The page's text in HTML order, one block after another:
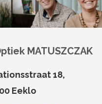
MATUSZCZAK
18,
Eeklo